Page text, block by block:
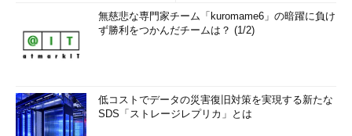
無慈悲な専門家チーム「kuromame6」の暗躍に負け
ず勝利をつかんだチームは？ (1/2)
低コストでデータの災害復旧対策を実現する新たな
SDS「ストレージレプリカ」とは